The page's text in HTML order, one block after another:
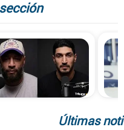
Últimas